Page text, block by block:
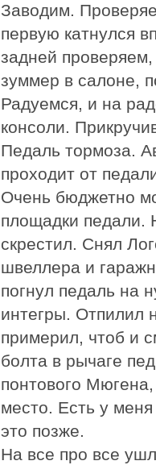
Заводим.
первую катнулся
задней
зуммер в салоне,
Радуемся, и на
консоли.
Педаль тормоза.
проходит от
Очень бюджетно
площадки педали.
скрестил. Снял
швеллера и
погнул педаль на
интегры. Отпилил
примерил, чтоб и
болта в рычаге
понтового
место. Есть у
это позже.
На все про все